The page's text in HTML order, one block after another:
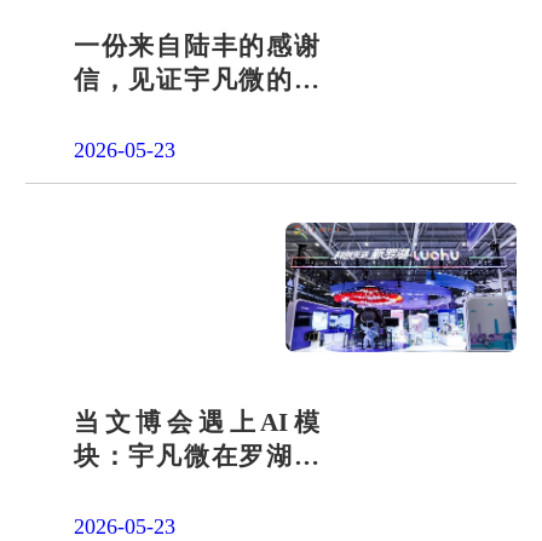
一份来自陆丰的感谢
信，见证宇凡微的社
2026-05-23
当文博会遇上AI模
块：宇凡微在罗湖展
答卷
2026-05-23